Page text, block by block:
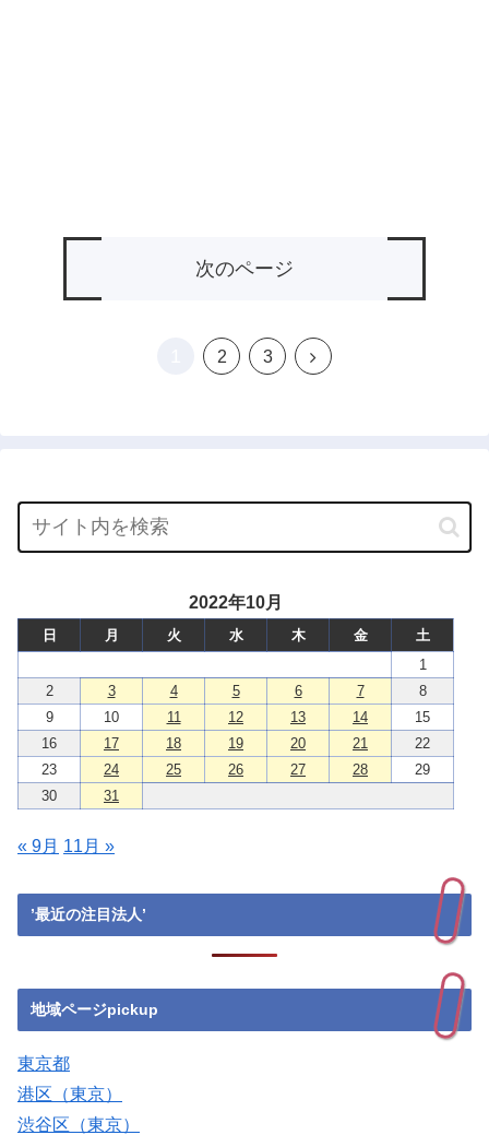
次のページ
2 3
次
2022年10月
日 月 火 水 木 金
土
1
2
3 4 5 6 7
8
9
10 11 12 13 14
15
16
17 18 19 20 21
22
23
24 25 26 27 28
29
30
31
« 9月 11月 »
’最近の注目法人’
地域ページpickup
東京都
港区（東京）
渋谷区（東京）